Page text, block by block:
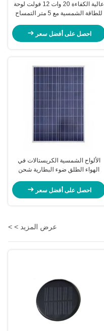
عالية الكفاءة 20 وات 12 فولت لوحة
للطاقة الشمسية مع 5 متر التمساح
احصل على أفضل سعر
الألواح الشمسية الكريستالات في
الهواء الطلق ضوء البطارية شحن
احصل على أفضل سعر
عرض المزيد > >